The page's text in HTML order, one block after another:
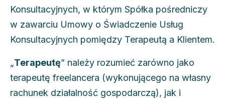
Konsultacyjnych, w którym Spółka pośredniczy
w zawarciu Umowy o Świadczenie Usług
Konsultacyjnych pomiędzy Terapeutą a Klientem.
„Terapeutę” należy rozumieć zarówno jako
terapeutę freelancera (wykonującego na własny
rachunek działalność gospodarczą), jak i